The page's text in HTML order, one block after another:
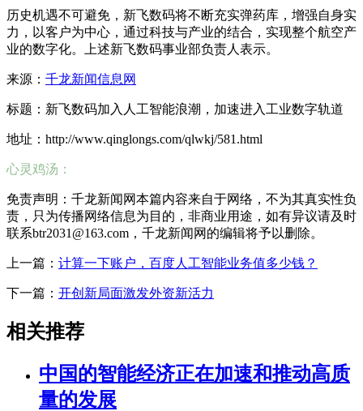
历史机遇不可避免，新飞数码将不断充实弹药库，增强自身实
力，以客户为中心，通过科技与产业的结合，实现整个航空产
业的数字化。上述新飞数码事业部负责人表示。
来源： 千龙新闻信息网
标题：新飞数码加入人工智能浪潮，加速进入工业数字轨道
地址：http://www.qinglongs.com/qlwkj/581.html
心灵鸡汤：
免责声明：千龙新闻网本篇内容来自于网络，不为其真实性负
责，只为传播网络信息为目的，非商业用途，如有异议请及时
联系btr2031@163.com，千龙新闻网的编辑将予以删除。
上一篇： 计算一下账户，百度人工智能业务值多少钱？
下一篇： 开创新局面激发外资新活力
相关推荐
中国的智能经济正在加速和推动高质
量的发展